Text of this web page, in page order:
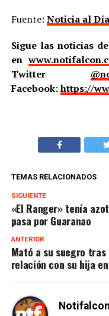
Fuente: Noticia al Día
Sigue las noticias
en
Twitter
Facebook:https://
TEMAS RELACIONADOS
SIGUIENTE
«El Ranger» tenía
pasa por Guaranao
ANTERIOR
Mató a su suegro
relación con su hija
Notifalcon